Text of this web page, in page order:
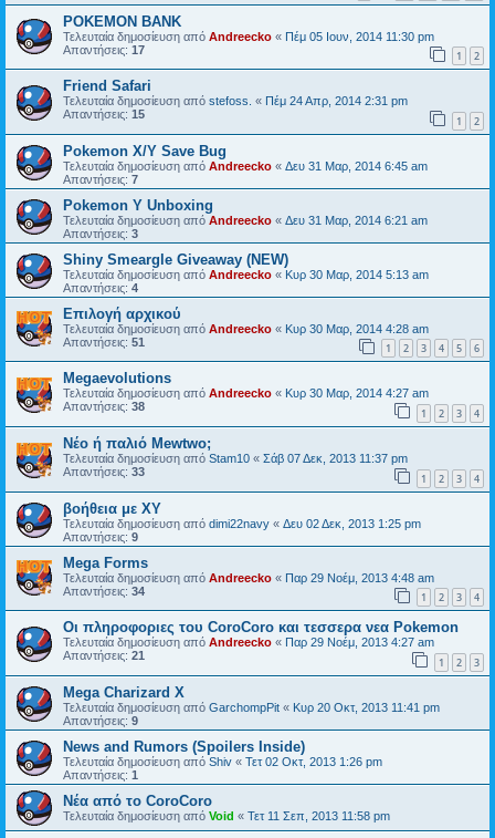
POKEMON BANK
Τελευταία δημοσίευση από Andreecko « Πέμ 05 Ιουν, 2014 11:30 pm
Απαντήσεις: 17 1 2
Friend Safari
Τελευταία δημοσίευση από stefoss. « Πέμ 24 Απρ, 2014 2:31 pm
Απαντήσεις: 15 1 2
Pokemon X/Y Save Bug
Τελευταία δημοσίευση από Andreecko « Δευ 31 Μαρ, 2014 6:45 am
Απαντήσεις: 7
Pokemon Y Unboxing
Τελευταία δημοσίευση από Andreecko « Δευ 31 Μαρ, 2014 6:21 am
Απαντήσεις: 3
Shiny Smeargle Giveaway (NEW)
Τελευταία δημοσίευση από Andreecko « Κυρ 30 Μαρ, 2014 5:13 am
Απαντήσεις: 4
Επιλογή αρχικού
Τελευταία δημοσίευση από Andreecko « Κυρ 30 Μαρ, 2014 4:28 am
Απαντήσεις: 51 1 2 3 4 5 6
Megaevolutions
Τελευταία δημοσίευση από Andreecko « Κυρ 30 Μαρ, 2014 4:27 am
Απαντήσεις: 38 1 2 3 4
Νέο ή παλιό Mewtwo;
Τελευταία δημοσίευση από Stam10 « Σάβ 07 Δεκ, 2013 11:37 pm
Απαντήσεις: 33 1 2 3 4
βοήθεια με XY
Τελευταία δημοσίευση από dimi22navy « Δευ 02 Δεκ, 2013 1:25 pm
Απαντήσεις: 9
Mega Forms
Τελευταία δημοσίευση από Andreecko « Παρ 29 Νοέμ, 2013 4:48 am
Απαντήσεις: 34 1 2 3 4
Οι πληροφοριες του CoroCoro και τεσσερα νεα Pokemon
Τελευταία δημοσίευση από Andreecko « Παρ 29 Νοέμ, 2013 4:27 am
Απαντήσεις: 21 1 2 3
Mega Charizard X
Τελευταία δημοσίευση από GarchompPit « Κυρ 20 Οκτ, 2013 11:41 pm
Απαντήσεις: 9
News and Rumors (Spoilers Inside)
Τελευταία δημοσίευση από Shiv « Τετ 02 Οκτ, 2013 1:26 pm
Απαντήσεις: 1
Νέα από το CoroCoro
Τελευταία δημοσίευση από Void « Τετ 11 Σεπ, 2013 11:58 pm